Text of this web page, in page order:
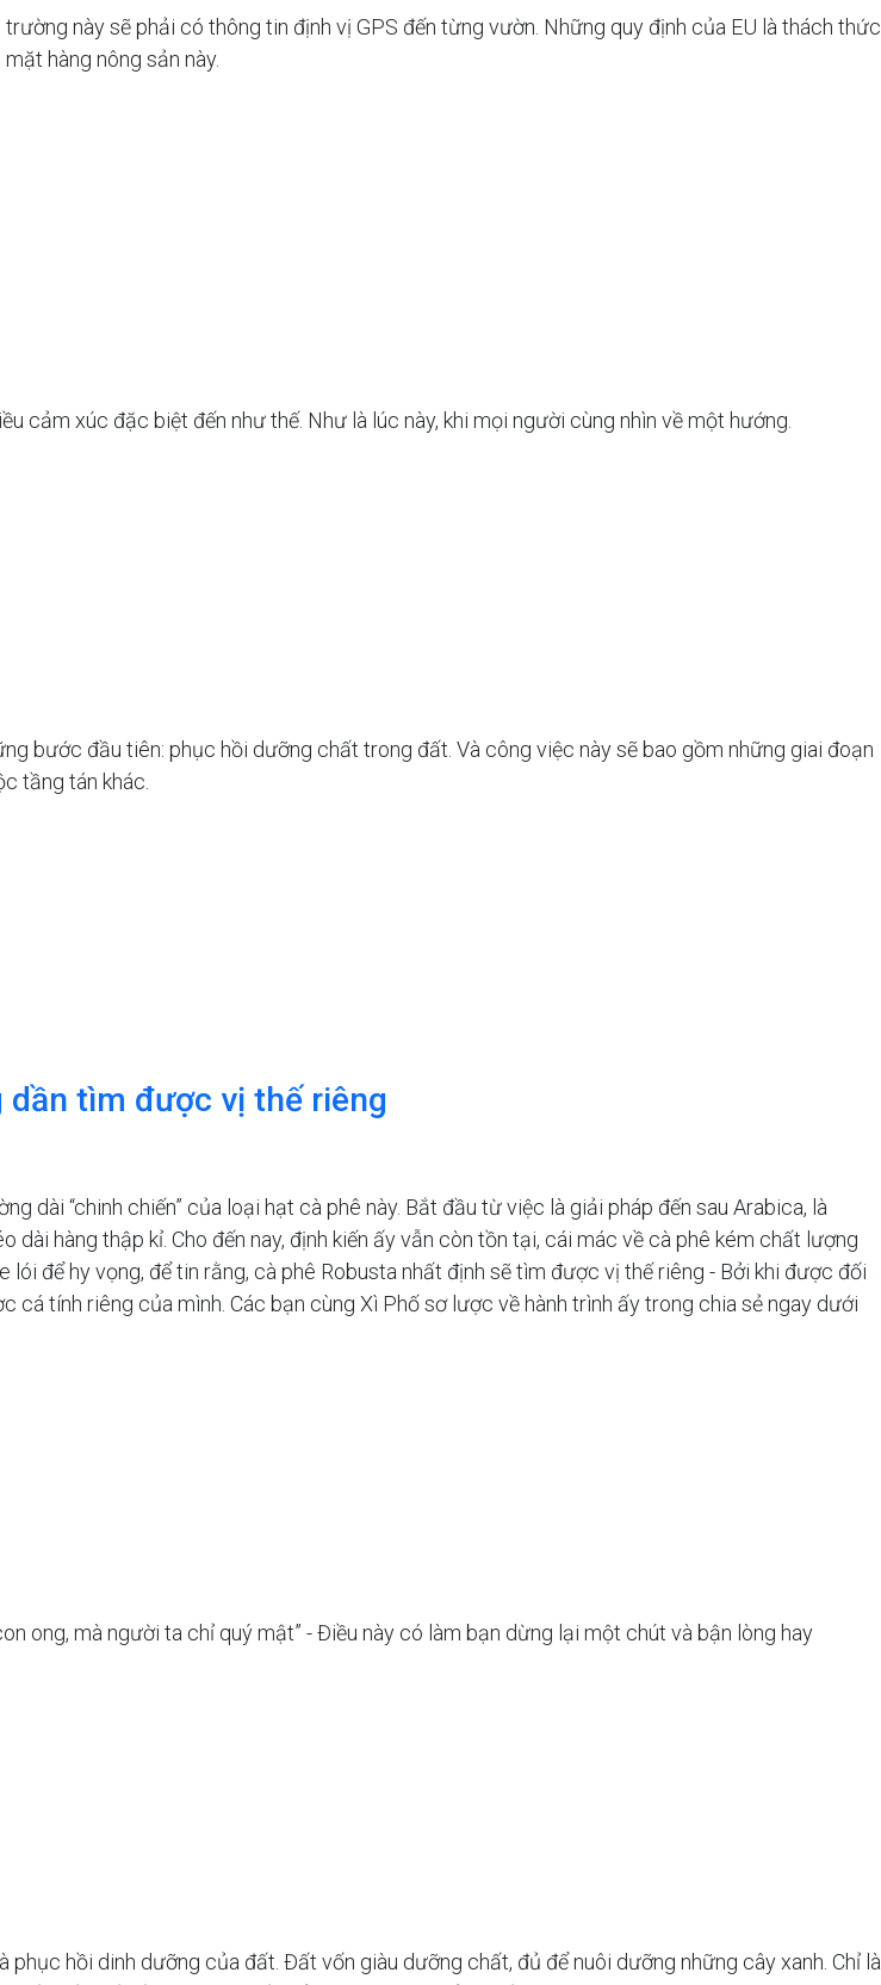
này sẽ phải có thông tin định vị GPS đến từng vườn. Những quy định của EU là thách thức
hàng nông sản này.
cảm xúc đặc biệt đến như thế. Như là lúc này, khi mọi người cùng nhìn về một hướng.
bước đầu tiên: phục hồi dưỡng chất trong đất. Và công việc này sẽ bao gồm những giai đoạn
tầng tán khác.
dần tìm được vị thế riêng
dài “chinh chiến” của loại hạt cà phê này. Bắt đầu từ việc là giải pháp đến sau Arabica, là
hàng thập kỉ. Cho đến nay, định kiến ấy vẫn còn tồn tại, cái mác về cà phê kém chất lượng
để hy vọng, để tin rằng, cà phê Robusta nhất định sẽ tìm được vị thế riêng - Bởi khi được đối
tính riêng của mình. Các bạn cùng Xì Phố sơ lược về hành trình ấy trong chia sẻ ngay dưới
ong, mà người ta chỉ quý mật” - Điều này có làm bạn dừng lại một chút và bận lòng hay
hồi dinh dưỡng của đất. Đất vốn giàu dưỡng chất, đủ để nuôi dưỡng những cây xanh. Chỉ là